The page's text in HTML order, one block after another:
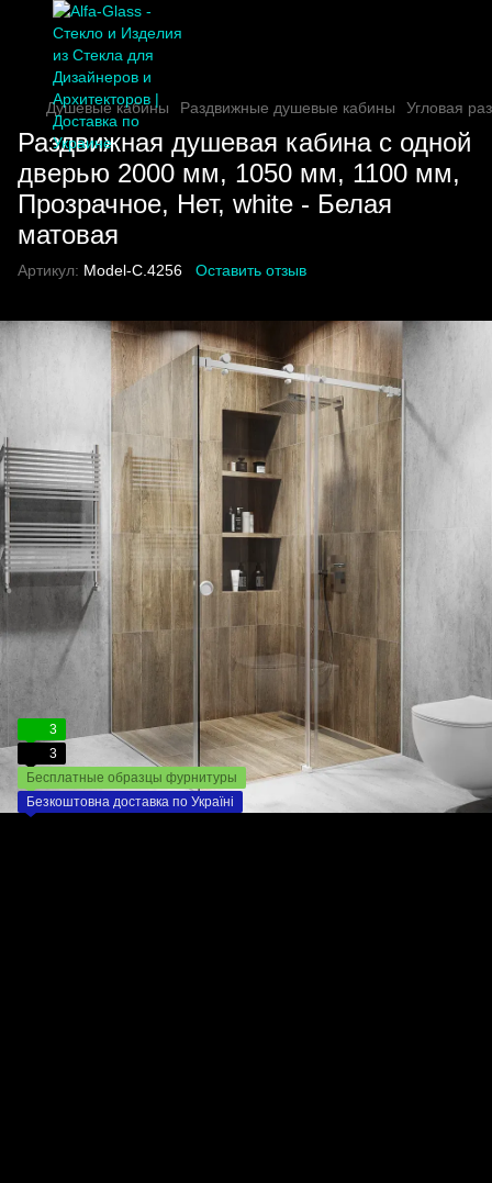
Душевые кабины Раздвижные душевые кабины Угловая
Раздвижная душевая кабина с одной
дверью 2000 мм, 1050 мм, 1100 мм,
Прозрачное, Нет, white - Белая
матовая
Артикул: Model-C.4256 Оставить отзыв
3
3
Бесплатные образцы фурнитуры
Безкоштовна доставка по Україні